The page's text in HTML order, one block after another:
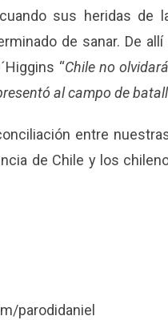
sus heridas de
de sanar. De
“Chile no
al campo de
entre
de Chile y los
parodidaniel